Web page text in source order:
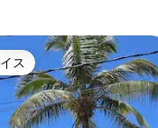
チョイスです。
ス